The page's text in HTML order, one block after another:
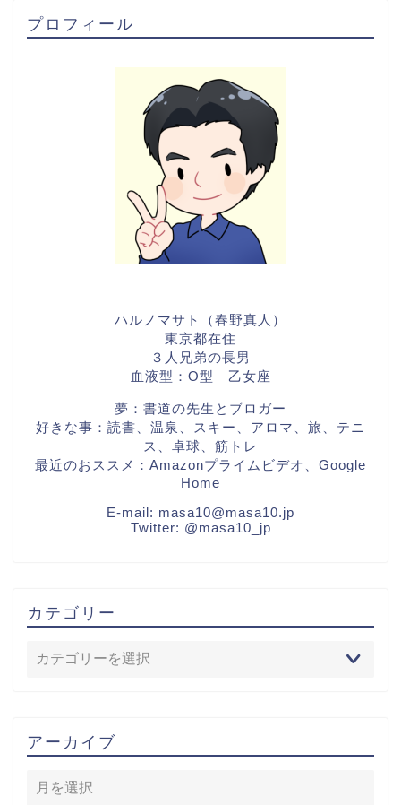
プロフィール
ハルノマサト（春野真人）
東京都在住
３人兄弟の長男
血液型：O型 乙女座
夢：書道の先生とブロガー
好きな事：読書、温泉、スキー、アロマ、旅、テニ
ス、卓球、筋トレ
最近のおススメ：Amazonプライムビデオ、Google
Home
E-mail: masa10@masa10.jp
Twitter: @masa10_jp
カテゴリー
アーカイブ